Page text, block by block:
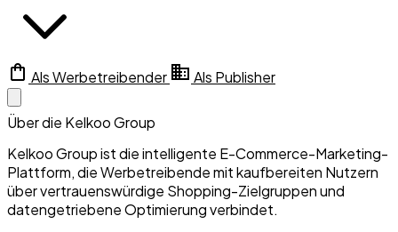
Als Werbetreibender Als Publisher
Über die Kelkoo Group
Kelkoo Group ist die intelligente E-Commerce-Marketing-
Plattform, die Werbetreibende mit kaufbereiten Nutzern
über vertrauenswürdige Shopping-Zielgruppen und
datengetriebene Optimierung verbindet.